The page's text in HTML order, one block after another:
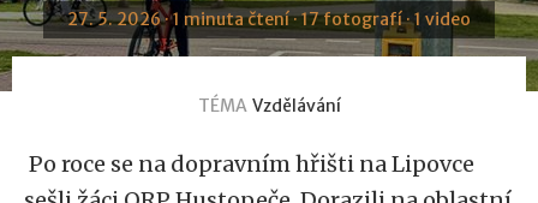
27. 5. 2026 · 1 minuta čtení · 17 fotografí · 1 video
TÉMA Vzdělávání
Po roce se na dopravním hřišti na Lipovce